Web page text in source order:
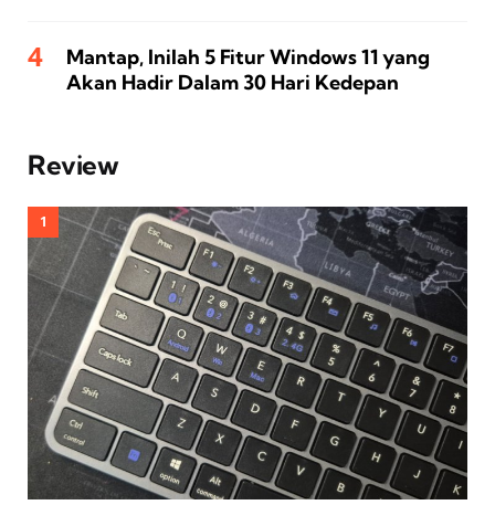
Mantap, Inilah 5 Fitur Windows 11 yang
Akan Hadir Dalam 30 Hari Kedepan
Review